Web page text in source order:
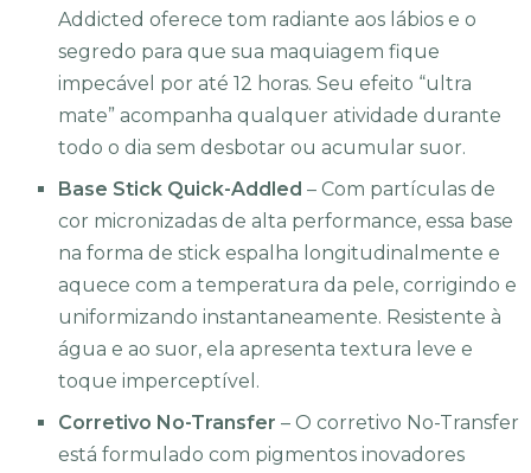
Addicted oferece tom radiante aos lábios e o
segredo para que sua maquiagem fique
impecável por até 12 horas. Seu efeito “ultra
mate” acompanha qualquer atividade durante
todo o dia sem desbotar ou acumular suor.
Base Stick Quick-Addled – Com partículas de
cor micronizadas de alta performance, essa base
na forma de stick espalha longitudinalmente e
aquece com a temperatura da pele, corrigindo e
uniformizando instantaneamente. Resistente à
água e ao suor, ela apresenta textura leve e
toque imperceptível.
Corretivo No-Transfer – O corretivo No-Transfer
está formulado com pigmentos inovadores